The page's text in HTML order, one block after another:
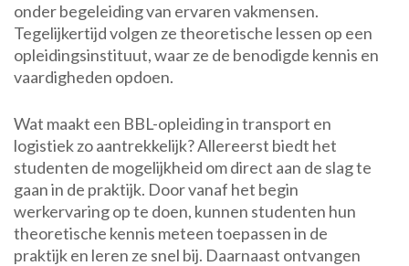
onder begeleiding van ervaren vakmensen.
Tegelijkertijd volgen ze theoretische lessen op een
opleidingsinstituut, waar ze de benodigde kennis en
vaardigheden opdoen.
Wat maakt een BBL-opleiding in transport en
logistiek zo aantrekkelijk? Allereerst biedt het
studenten de mogelijkheid om direct aan de slag te
gaan in de praktijk. Door vanaf het begin
werkervaring op te doen, kunnen studenten hun
theoretische kennis meteen toepassen in de
praktijk en leren ze snel bij. Daarnaast ontvangen